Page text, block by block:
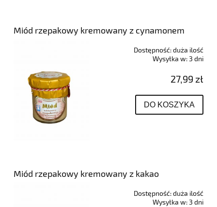
Miód rzepakowy kremowany z cynamonem
Dostępność:duża ilość
Wysyłka w: 3 dni
27,99 zł
DO KOSZYKA
Miód rzepakowy kremowany z kakao
Dostępność:duża ilość
Wysyłka w: 3 dni